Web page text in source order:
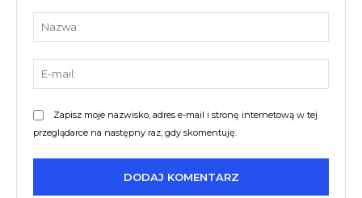
Zapisz moje nazwisko, adres e-mail i stronę internetową w tej
przeglądarce na następny raz, gdy skomentuję.